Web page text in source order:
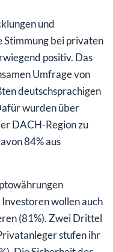
und
Stimmung bei privaten
positiv. Das
Umfrage von
deutschsprachigen
wurden über
DACH-Region zu
84% aus
wollen auch
(81%). Zwei Drittel
stufen ihr